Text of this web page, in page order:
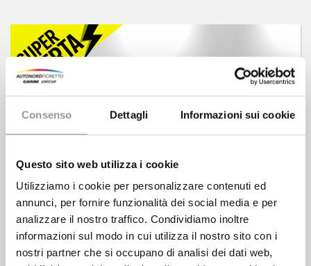
Consenso Dettagli Informazioni sui cookie
Questo sito web utilizza i cookie
Utilizziamo i cookie per personalizzare contenuti ed
annunci, per fornire funzionalità dei social media e per
analizzare il nostro traffico. Condividiamo inoltre
informazioni sul modo in cui utilizza il nostro sito con i
nostri partner che si occupano di analisi dei dati web,
FIAT Doblò